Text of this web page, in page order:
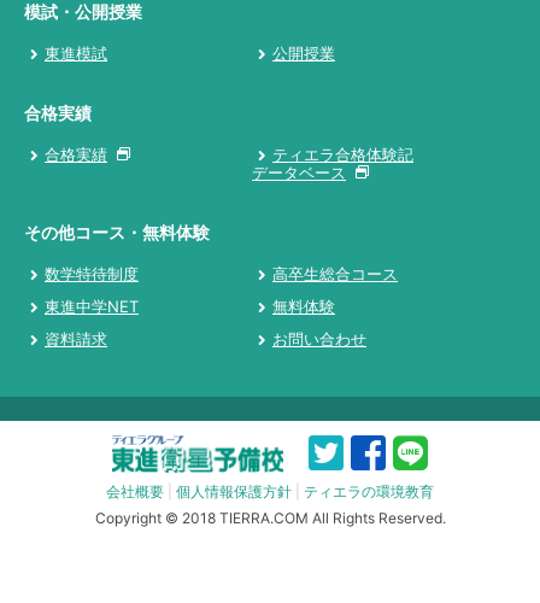
模試・公開授業
東進模試 公開授業
合格実績
合格実績
ティエラ合格体験記
データベース
その他コース・無料体験
数学特待制度
高卒生総合コース
東進中学NET
無料体験
資料請求
お問い合わせ
会社概要 個人情報保護方針
ティエラの環境教育
Copyright © 2018 TIERRA.COM All Rights Reserved.